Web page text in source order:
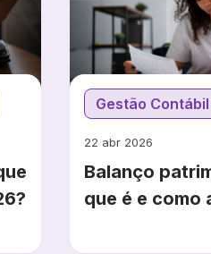
Gestão
22 abr 2026
Balanço
que é e como